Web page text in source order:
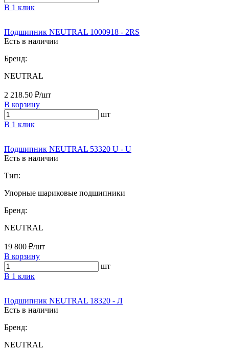
В 1 клик
Подшипник NEUTRAL 1000918 - 2RS
Есть в наличии
Бренд:
NEUTRAL
2 218.50 ₽/шт
В корзину
шт
В 1 клик
Подшипник NEUTRAL 53320 U - U
Есть в наличии
Тип:
Упорные шариковые подшипники
Бренд:
NEUTRAL
19 800 ₽/шт
В корзину
шт
В 1 клик
Подшипник NEUTRAL 18320 - Л
Есть в наличии
Бренд:
NEUTRAL